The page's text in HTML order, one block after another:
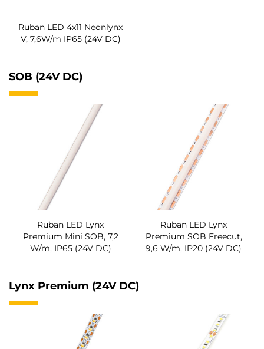
Ruban LED 4x11 Neonlynx
V, 7,6W/m IP65 (24V DC)
SOB (24V DC)
Ruban LED Lynx
Premium Mini SOB, 7,2
W/m, IP65 (24V DC)
Ruban LED Lynx
Premium SOB Freecut,
9,6 W/m, IP20 (24V DC)
Lynx Premium (24V DC)